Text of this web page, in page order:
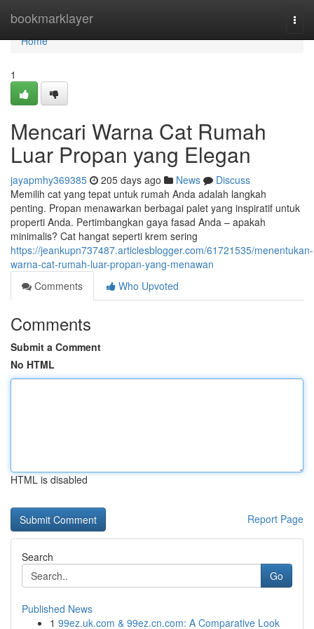
bookmarklayer
Home
Home
1
Mencari Warna Cat Rumah
Luar Propan yang Elegan
jayapmhy369385 205 days ago News
Discuss
Memilih cat yang tepat untuk rumah Anda adalah langkah
penting. Propan menawarkan berbagai palet yang inspiratif untuk
properti Anda. Pertimbangkan gaya fasad Anda – apakah
minimalis? Cat hangat seperti krem sering
https://jeankupn737487.articlesblogger.com/61721535/menentukan-
warna-cat-rumah-luar-propan-yang-menawan
Comments
Who Upvoted
Comments
Submit a Comment
No HTML
HTML is disabled
Report Page
Search
Go
Published News
1 99ez.uk.com & 99ez.cn.com: A Comparative Look